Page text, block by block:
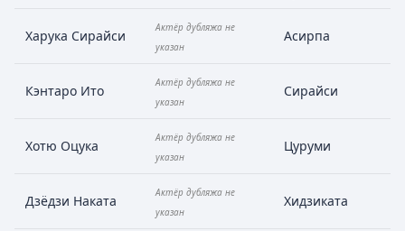
Харука Сирайси
Актёр дубляжа не
указан
Асирпа
Кэнтаро Ито
Актёр дубляжа не
указан
Сирайси
Хотю Оцука
Актёр дубляжа не
указан
Цуруми
Дзёдзи Наката
Актёр дубляжа не
указан
Хидзиката